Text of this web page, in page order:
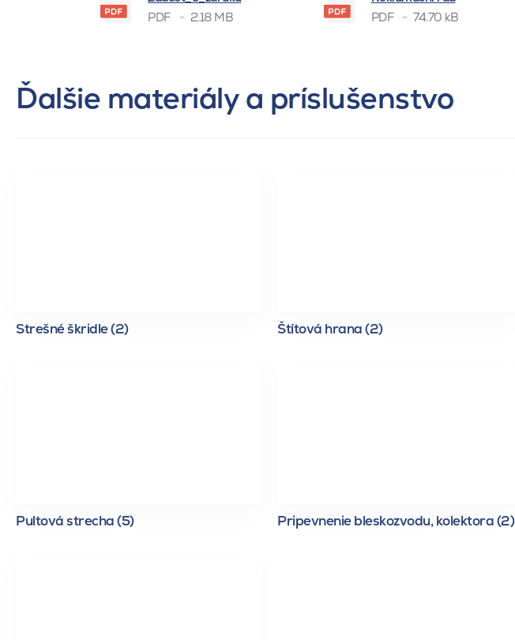
PDF
2.18 MB
PDF
74.70 kB
Ďalšie materiály a príslušenstvo
Strešné škridle (2) Štítová hrana (2)
Pultová strecha (5) Pripevnenie bleskozvodu, kolektora (2)